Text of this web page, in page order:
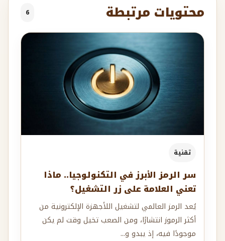
محتويات مرتبطة 6
تقنية
سر الرمز الأبرز في التكنولوجيا.. ماذا
تعني العلامة على زر التشغيل؟
يُعد الرمز العالمي لتشغيل اللأجهزة الإلكترونية من
أكثر الرموز انتشارًا، ومن الصعب تخيل وقت لم يكن
موجودًا فيه، إذ يبدو و...